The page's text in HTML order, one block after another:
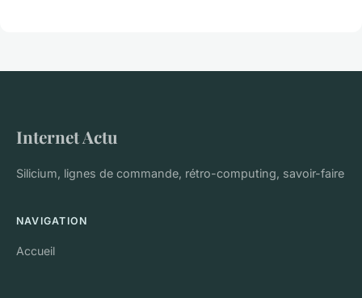
Internet Actu
Silicium, lignes de commande, rétro-computing, savoir-faire
NAVIGATION
Accueil